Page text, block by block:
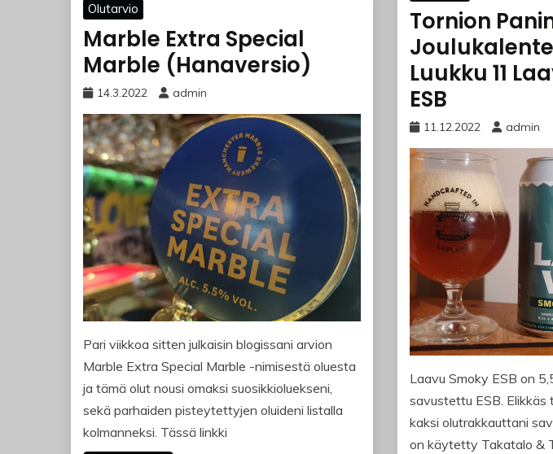
Tornion
Luukku 11
ESB
11.12.2022 admin
Laavu Smoky ESB on
savustettu ESB.
kaksi olutrakkauttani
on käytetty Takatalo &
Olutarvio
Marble Extra Special
Marble (Hanaversio)
14.3.2022 admin
Pari viikkoa sitten julkaisin blogissani arvion
Marble Extra Special Marble -nimisestä oluesta
ja tämä olut nousi omaksi suosikkioluekseni,
sekä parhaiden pisteytettyjen oluideni listalla
kolmanneksi. Tässä linkki